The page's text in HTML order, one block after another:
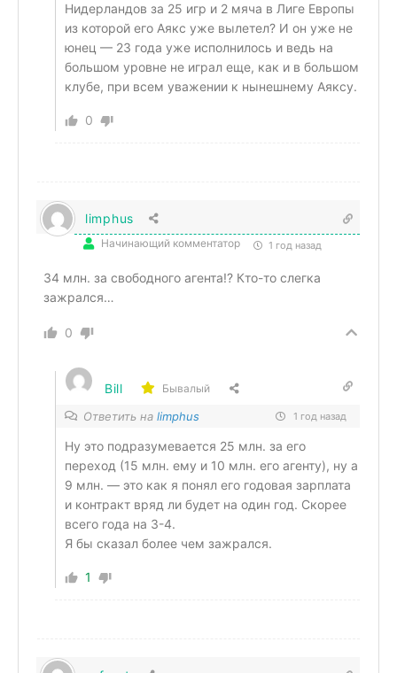
Нидерландов за 25 игр и 2 мяча в Лиге Европы
из которой его Аякс уже вылетел? И он уже не
юнец — 23 года уже исполнилось и ведь на
большом уровне не играл еще, как и в большом
клубе, при всем уважении к нынешнему Аяксу.
0
limphus
Начинающий комментатор 1 год назад
34 млн. за свободного агента!? Кто-то слегка
зажрался…
0
Bill Бывалый
Ответить на limphus 1 год назад
Ну это подразумевается 25 млн. за его
переход (15 млн. ему и 10 млн. его агенту), ну а
9 млн. — это как я понял его годовая зарплата
и контракт вряд ли будет на один год. Скорее
всего года на 3-4.
Я бы сказал более чем зажрался.
1